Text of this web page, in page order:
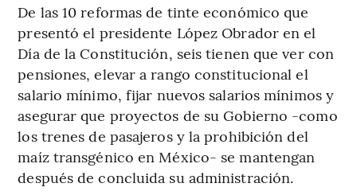
De las 10 reformas de tinte económico que
presentó el presidente López Obrador en el
Día de la Constitución, seis tienen que ver con
pensiones, elevar a rango constitucional el
salario mínimo, fijar nuevos salarios mínimos y
asegurar que proyectos de su Gobierno -como
los trenes de pasajeros y la prohibición del
maíz transgénico en México- se mantengan
después de concluida su administración.